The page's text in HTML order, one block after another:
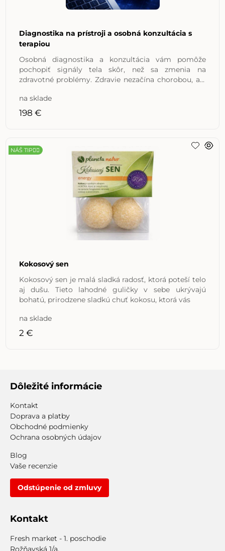
Diagnostika na prístroji a osobná konzultácia s
terapiou
Osobná diagnostika a konzultácia vám pomôže
pochopiť signály tela skôr, než sa zmenia na
zdravotné problémy. Zdravie nezačína chorobou, ale
na sklade
198 €
Kokosový sen
Kokosový sen je malá sladká radosť, ktorá poteší telo
aj dušu. Tieto lahodné guličky v sebe ukrývajú
bohatú, prirodzene sladkú chuť kokosu, ktorá vás
NÁŠ TIP👍🏼
na sklade
2 €
Dôležité informácie
Kontakt
Doprava a platby
Obchodné podmienky
Ochrana osobných údajov
Blog
Vaše recenzie
Odstúpenie od zmluvy
Kontakt
Fresh market - 1. poschodie
Rožňavská 1/a,